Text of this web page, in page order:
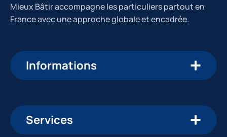
Mieux Bâtir accompagne les particuliers partout en
France avec une approche globale et encadrée.
Informations
Services